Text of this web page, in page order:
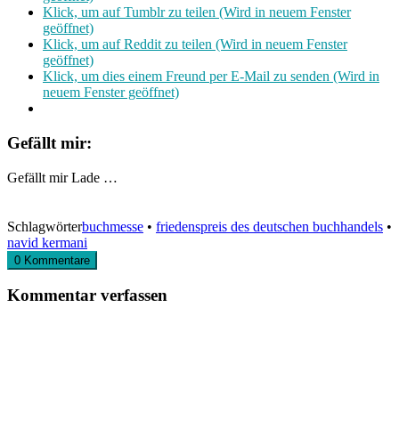
Klick, um auf Tumblr zu teilen (Wird in neuem Fenster
geöffnet)
Klick, um auf Reddit zu teilen (Wird in neuem Fenster
geöffnet)
Klick, um dies einem Freund per E-Mail zu senden (Wird in
neuem Fenster geöffnet)
Gefällt mir:
Gefällt mir Lade …
Schlagwörterbuchmesse • friedenspreis des deutschen buchhandels •
navid kermani
0 Kommentare
Kommentar verfassen